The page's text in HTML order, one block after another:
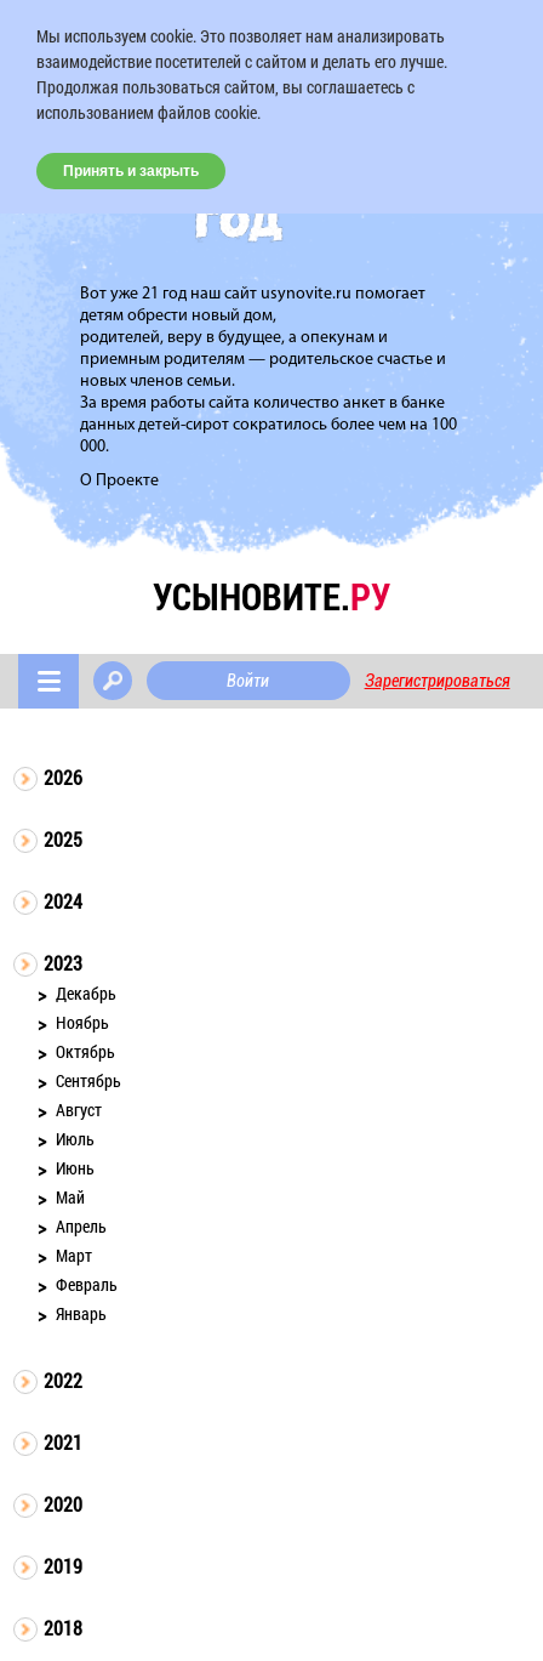
Вот уже 21 год наш сайт usynovite.ru помогает
детям обрести новый дом,
родителей, веру в будущее, а опекунам и
приемным родителям — родительское счастье и
новых членов семьи.
За время работы сайта количество анкет в банке
данных детей-сирот сократилось более чем на 100
000.
О Проекте
УСЫНОВИТЕ.РУ
Войти Зарегистрироваться
2026
2025
2024
2023
Декабрь
Ноябрь
Октябрь
Сентябрь
Август
Июль
Июнь
Май
Апрель
Март
Февраль
Январь
2022
2021
2020
2019
2018
Мы используем cookie. Это позволяет нам анализировать
взаимодействие посетителей с сайтом и делать его лучше.
Продолжая пользоваться сайтом, вы соглашаетесь с
использованием файлов cookie.
Принять и закрыть